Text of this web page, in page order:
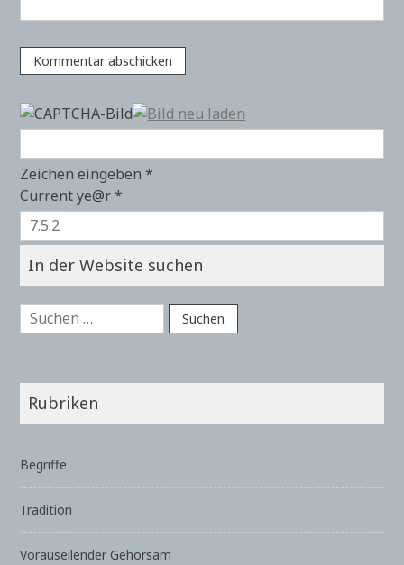
Zeichen eingeben*
Current ye@r*
In der Website suchen
Suchen
nach:
Rubriken
Begriffe
Tradition
Vorauseilender Gehorsam